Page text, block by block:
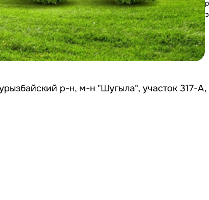
р-н, м-н "Шугыла", участок 317-